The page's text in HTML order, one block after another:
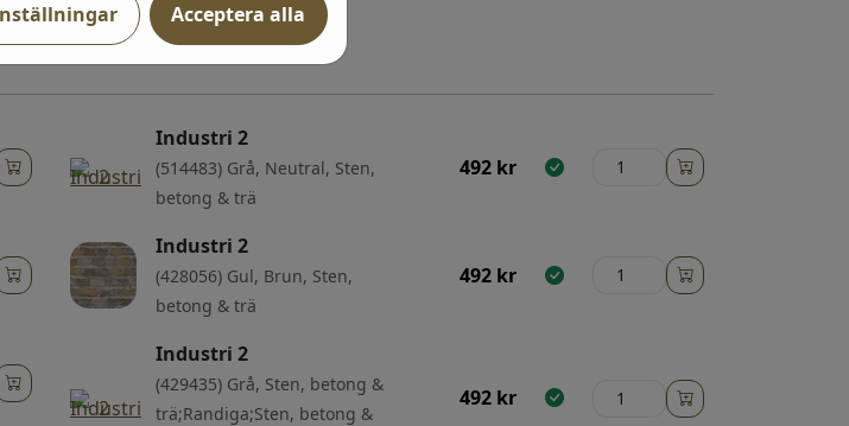
Industri 2
(514483) Grå, Neutral, Sten,
betong & trä
492 kr
Industri 2
(428056) Gul, Brun, Sten,
betong & trä
492 kr
Industri 2
(429435) Grå, Sten, betong &
trä;Randiga;Sten, betong &
492 kr
Acceptera alla